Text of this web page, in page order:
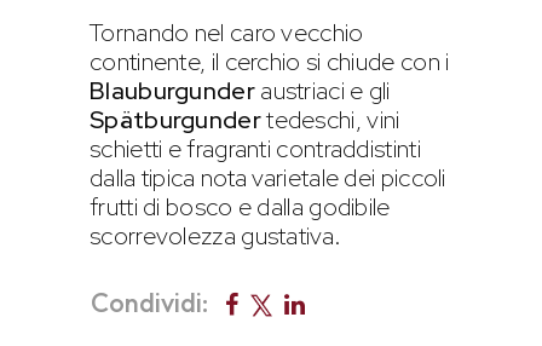
Tornando nel caro vecchio
continente, il cerchio si chiude con i
Blauburgunderaustriaci e gli
Spätburgundertedeschi, vini
schietti e fragranti contraddistinti
dalla tipica nota varietale dei piccoli
frutti di bosco e dalla godibile
scorrevolezza gustativa.
Condividi: